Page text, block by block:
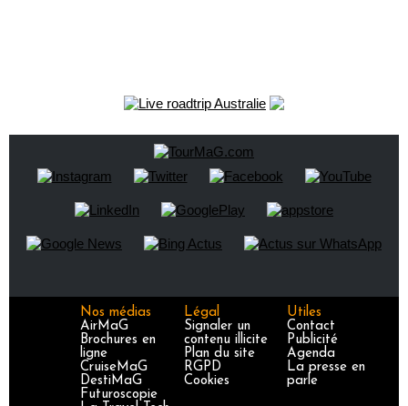
Nos médias
AirMaG
Brochures en
ligne
CruiseMaG
DestiMaG
Futuroscopie
Légal
Signaler un
contenu illicite
Plan du site
RGPD
Cookies
Utiles
Contact
Publicité
Agenda
La presse en
parle